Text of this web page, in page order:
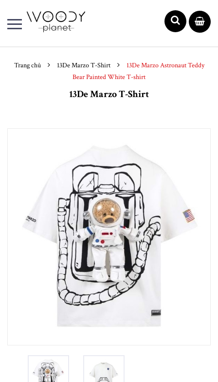
Trang chủ 13De Marzo T-Shirt
13De Marzo Astronaut Teddy
Bear Painted White T-shirt
13De Marzo T-Shirt